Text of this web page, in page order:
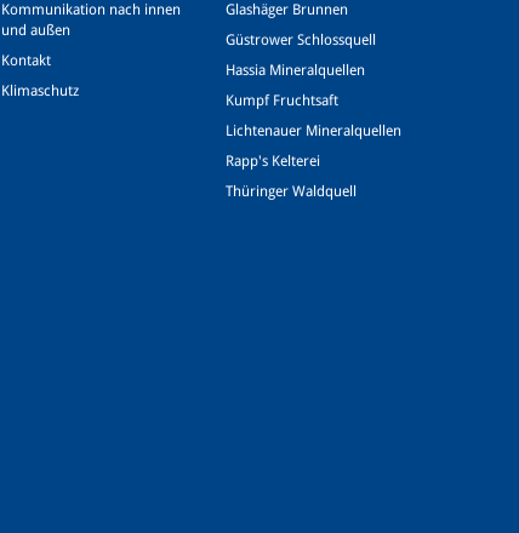
Kommunikation nach innen
und außen
Kontakt
Klimaschutz
Glashäger Brunnen
Güstrower Schlossquell
Hassia Mineralquellen
Kumpf Fruchtsaft
Lichtenauer Mineralquellen
Rapp's Kelterei
Thüringer Waldquell